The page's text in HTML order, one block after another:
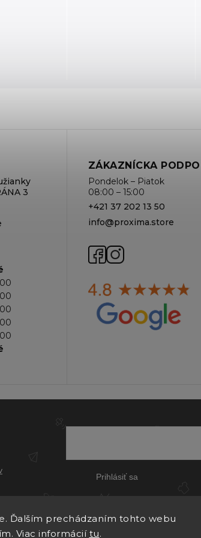
Ďalším prechádzaním tohto webu
Viac informácií tu.
3
ZÁKAZNÍCKA
Pondelok – Piatok
08:00 – 15:00
+421 37 202 13 50
info@proxima.store
Prihlásiť sa